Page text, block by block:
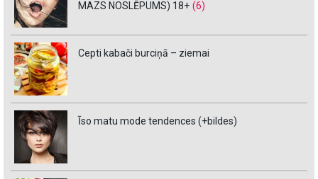
MAZS NOSLĒPUMS) 18+ (6)
Cepti kabači burciņā – ziemai
Īso matu mode tendences (+bildes)